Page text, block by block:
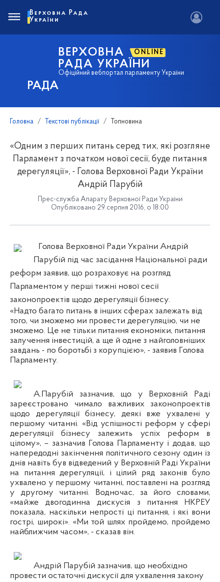
РАДА
ВЕРХОВНА ONLINE
РАДА УКРАЇНИ
Офіційний вебпортал парламенту України
Верховна Рада
України
Головна Текстові публікації Топновина
«Одним з перших питань серед тих, які розгляне
Парламент з початком нової сесії, буде питання
дерегуляції», - Голова Верховної Ради України
Андрій Парубій
Прес-служба Апарату Верховної Ради України
Опубліковано 29 серпня 2016, о 18:00
Голова Верховної Ради України Андрій
Парубій під час засідання Національної ради
реформ заявив, що розраховує на розгляд
Парламентом у перші тижні нової сесії
законопроектів щодо дерегуляції бізнесу.
«Надто багато питань в інших сферах залежать від
того, чи зможемо ми провести дерегуляцію, чи не
зможемо. Це не тільки питання економіки, питання
залучення інвестицій, а ще й одне з найголовніших
завдань - по боротьбі з корупцією», - заявив Голова
Парламенту.
А.Парубій зазначив, що у Верховній Раді
зареєстровано чимало важливих законопроектів
щодо дерегуляції бізнесу, деякі вже ухвалені у
першому читанні. «Від успішності реформ у сфері
дерегуляції бізнесу залежить успіх реформ в
цілому», – зазначив Голова Парламенту і додав, що
напередодні закінчення політичного сезону один із
днів навіть був відведений у Верховній Раді України
на питання дерегуляції, і цілий ряд законів було
ухвалено у першому читанні, поставлені на розгляд
у другому читанні. Водночас, за його словами,
«майже двогодинна дискусія з питання НКРЕУ
показала, наскільки непрості ці питання, і які вони
гострі, широкі». «Ми той шлях пройдемо, пройдемо
найближчим часом», - сказав він.
Андрій Парубій зазначив, що необхідно
провести остаточні дискусії для ухвалення закону